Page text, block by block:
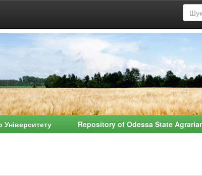
Університету Repository of Odessa State